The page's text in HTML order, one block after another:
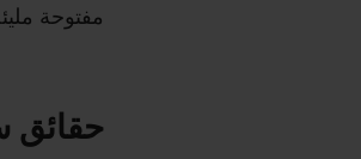
مفتوحة
حقائق